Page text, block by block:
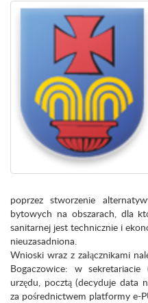
poprzez stworzenie
bytowych na obszarach, dla
sanitarnej jest technicznie i
nieuzasadniona.
Wnioski wraz z załącznikami
Bogaczowice: w
urzędu, pocztą (decyduje data
za pośrednictwem platformy e-